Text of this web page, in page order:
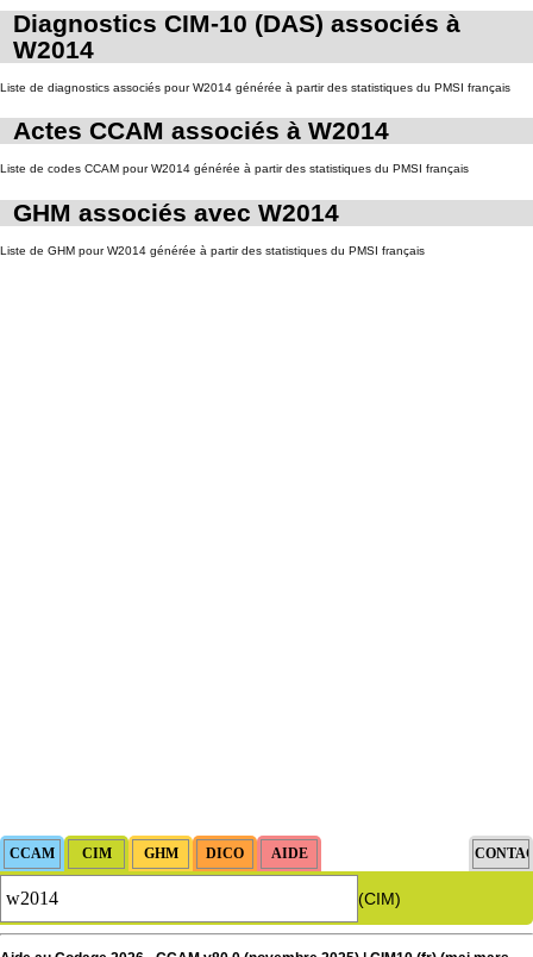
Diagnostics CIM-10 (DAS) associés à
W2014
Liste de diagnostics associés pour W2014 générée à partir des statistiques du PMSI français
Actes CCAM associés à W2014
Liste de codes CCAM pour W2014 générée à partir des statistiques du PMSI français
GHM associés avec W2014
Liste de GHM pour W2014 générée à partir des statistiques du PMSI français
(CIM)